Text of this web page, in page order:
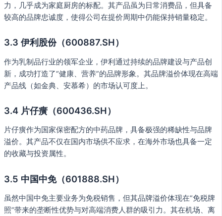
力，几乎成为家庭厨房的标配。其产品虽为日常消费品，但具备
较高的品牌忠诚度，使得公司在提价周期中仍能保持销量稳定。
3.3 伊利股份（600887.SH）
作为乳制品行业的领军企业，伊利通过持续的品牌建设与产品创
新，成功打造了“健康、营养”的品牌形象。其品牌溢价体现在高端
产品线（如金典、安慕希）的市场认可度上。
3.4 片仔癀（600436.SH）
片仔癀作为国家保密配方的中药品牌，具备极强的稀缺性与品牌
溢价。其产品不仅在国内市场供不应求，在海外市场也具备一定
的收藏与投资属性。
3.5 中国中免（601888.SH）
虽然中国中免主要业务为免税销售，但其品牌溢价体现在“免税牌
照”带来的垄断性优势与对高端消费人群的吸引力。其在机场、离